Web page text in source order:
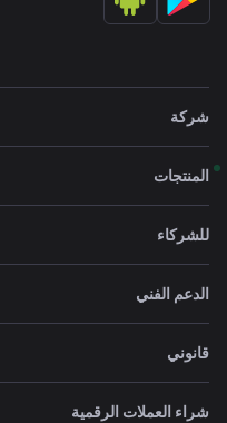
شركة
المنتجات
للشركاء
الدعم الفني
قانوني
شراء العملات الرقمية